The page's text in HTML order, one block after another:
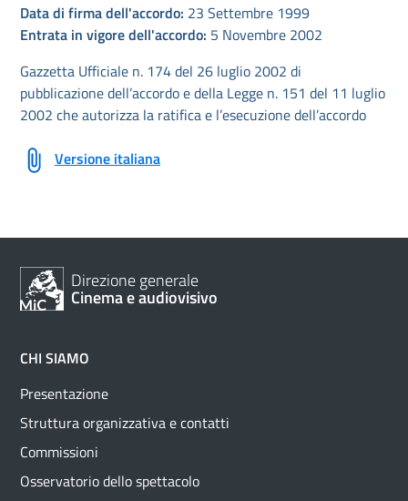
Data di firma dell'accordo: 23 Settembre 1999
Entrata in vigore dell'accordo: 5 Novembre 2002
Gazzetta Ufficiale n. 174 del 26 luglio 2002 di
pubblicazione dell’accordo e della Legge n. 151 del 11 luglio
2002 che autorizza la ratifica e l’esecuzione dell’accordo
Versione italiana
Direzione generale
Cinema e audiovisivo
CHI SIAMO
Presentazione
Struttura organizzativa e contatti
Commissioni
Osservatorio dello spettacolo